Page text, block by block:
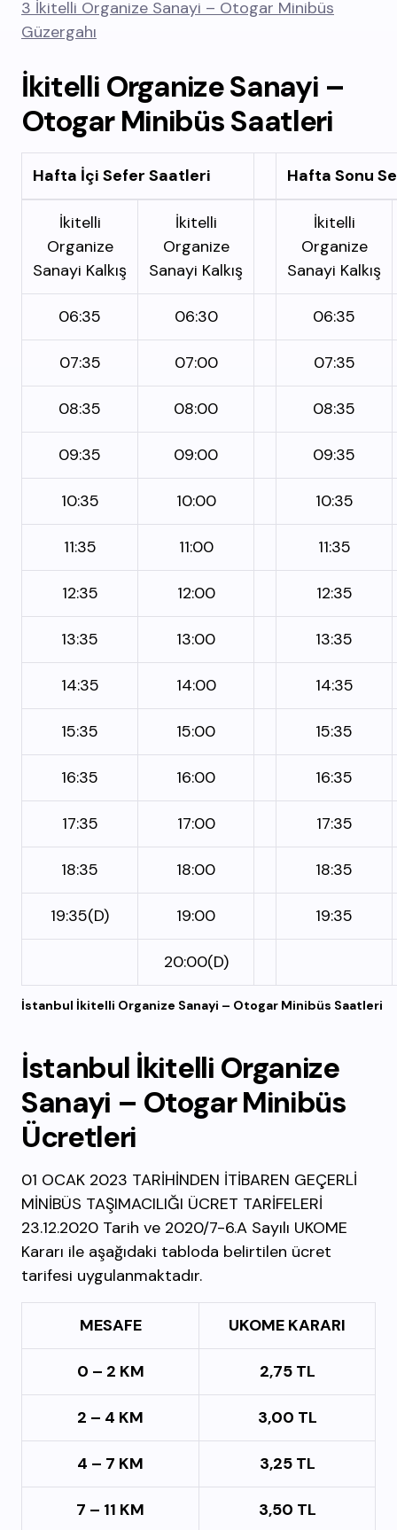
3 İkitelli Organize Sanayi – Otogar Minibüs
Güzergahı
İkitelli Organize Sanayi –
Otogar Minibüs Saatleri
İstanbul İkitelli Organize Sanayi – Otogar Minibüs Saatleri
Hafta İçi Sefer Saatleri Hafta Sonu
İkitelli
Organize
Sanayi Kalkış
İkitelli
Organize
Sanayi Kalkış
İkitelli
Organize
Sanayi Kalkış
06:35 06:30 06:35
07:35 07:00 07:35
08:35 08:00 08:35
09:35 09:00 09:35
10:35 10:00 10:35
11:35 11:00 11:35
12:35 12:00 12:35
13:35 13:00 13:35
14:35 14:00 14:35
15:35 15:00 15:35
16:35 16:00 16:35
17:35 17:00 17:35
18:35 18:00 18:35
19:35(D) 19:00 19:35
20:00(D)
İstanbul İkitelli Organize
Sanayi – OtogarMinibüs
Ücretleri
01 OCAK 2023 TARİHİNDEN İTİBAREN GEÇERLİ
MİNİBÜS TAŞIMACILIĞI ÜCRET TARİFELERİ
23.12.2020 Tarih ve 2020/7-6.A Sayılı UKOME
Kararı ile aşağıdaki tabloda belirtilen ücret
tarifesi uygulanmaktadır.
MESAFE UKOME KARARI
0 – 2 KM 2,75 TL
2 – 4 KM 3,00 TL
4 – 7 KM 3,25 TL
7 – 11 KM 3,50 TL